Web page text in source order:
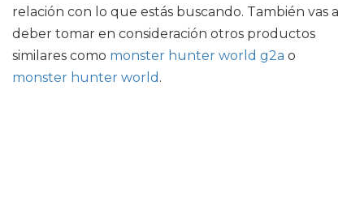
relación con lo que estás buscando. También vas a
deber tomar en consideración otros productos
similares como monster hunter world g2a o
monster hunter world .